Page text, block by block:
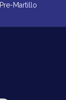
Pre-Martillo